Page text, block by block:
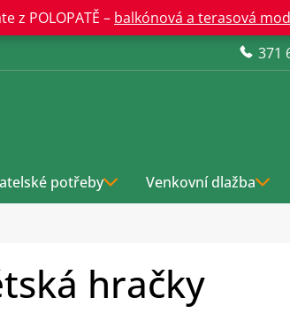
z POLOPATĚ – balkónová a terasová
371
potřeby Venkovní dlažba
hračky